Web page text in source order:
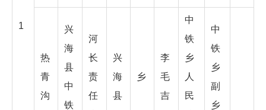
1
热
青
沟
兴
海
县
中
铁
河
长
责
任
兴
海
县
乡
李
毛
吉
中
铁
乡
人
民
中
铁
乡
副
乡